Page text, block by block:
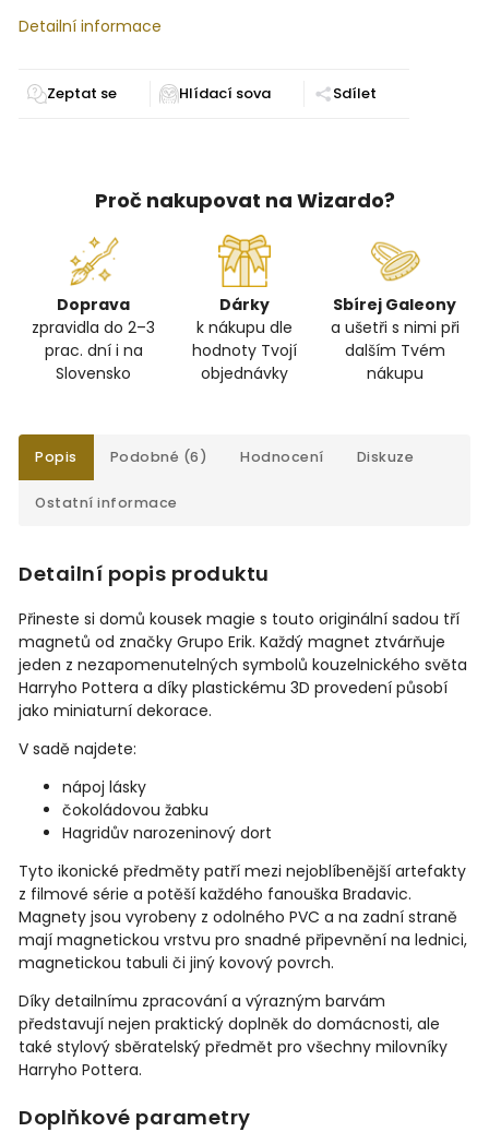
Detailní informace
Zeptat se Sdílet
Proč nakupovat na Wizardo?
Doprava
zpravidla do 2–3
prac. dní i na
Slovensko
Dárky
k nákupu dle
hodnoty Tvojí
objednávky
Sbírej Galeony
a ušetři s nimi při
dalším Tvém
nákupu
Popis Podobné (6) Hodnocení Diskuze
Ostatní informace
Detailní popis produktu
Přineste si domů kousek magie s touto originální sadou tří
magnetů od značky Grupo Erik. Každý magnet ztvárňuje
jeden z nezapomenutelných symbolů kouzelnického světa
Harryho Pottera a díky plastickému 3D provedení působí
jako miniaturní dekorace.
V sadě najdete:
nápoj lásky
čokoládovou žabku
Hagridův narozeninový dort
Tyto ikonické předměty patří mezi nejoblíbenější artefakty
z filmové série a potěší každého fanouška Bradavic.
Magnety jsou vyrobeny z odolného PVC a na zadní straně
mají magnetickou vrstvu pro snadné připevnění na lednici,
magnetickou tabuli či jiný kovový povrch.
Díky detailnímu zpracování a výrazným barvám
představují nejen praktický doplněk do domácnosti, ale
také stylový sběratelský předmět pro všechny milovníky
Harryho Pottera.
Doplňkové parametry